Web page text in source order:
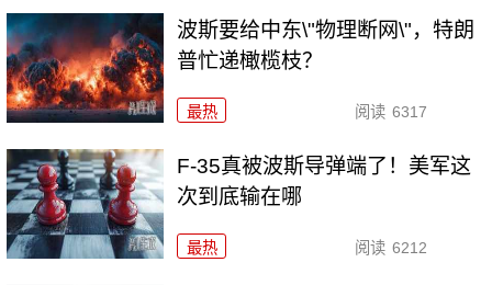
波斯要给中东\"物理断网\"，特朗
普忙递橄榄枝？
最热 阅读 6317
F-35真被波斯导弹端了！美军这
次到底输在哪
最热 阅读 6212